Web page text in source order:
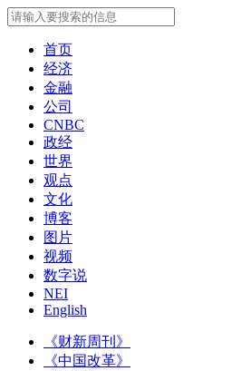
首页
经济
金融
公司
CNBC
政经
世界
观点
文化
博客
图片
视频
数字说
NEI
English
《财新周刊》
《中国改革》